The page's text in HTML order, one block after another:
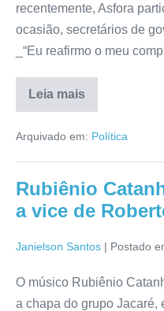
recentemente, Asfora
ocasião, secretários de
_“Eu reafirmo o meu
Leia mais
Arquivado em: Política
Rubiênio
a vice de
Janielson Santos | Postado
O músico Rubiênio
a chapa do grupo Jacaré,